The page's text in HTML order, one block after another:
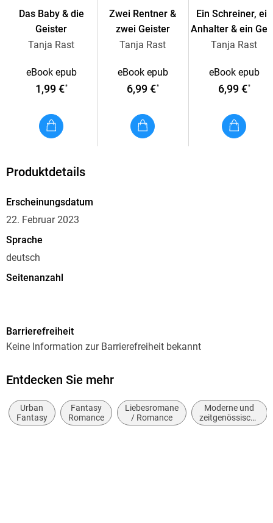
Die Romane aus Klaxdonnersbüll sind in sich abgeschlossen
aber immer wieder die Paare aus den vorherigen Romanen
kleine Gastauftritte haben, macht es einfach mehr Spaß, die
Bücher der Reihe nach zu lesen.
Das Baby & die
Geister
Tanja Rast
eBook epub
1,99 €*
Zwei Rentner &
zwei Geister
Tanja Rast
eBook epub
6,99 €*
Ein Schreiner, ein
Anhalter & ein
Tanja Rast
eBook epub
6,99 €*
Produktdetails
Erscheinungsdatum
22. Februar 2023
Sprache
deutsch
Seitenanzahl
1,03 MB
Reihe
Tanja Rast
Verlag/Hersteller
Barrierefreiheit
Keine Information zur Barrierefreiheit bekannt
Entdecken Sie mehr
Urban
Fantasy
Fantasy
Romance
Liebesromane
/ Romance
Moderne und
zeitgenössische
Belletristik: